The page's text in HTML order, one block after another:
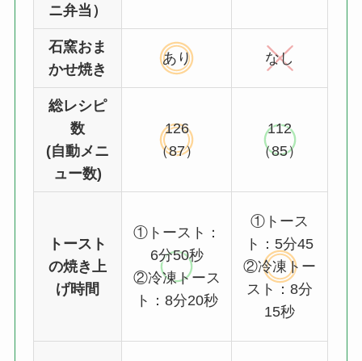
ニ弁当）
石窯おま
かせ焼き
あり なし
総レシピ
数
(自動メニ
ュー数)
126
（87）
112
（85）
トースト
の焼き上
げ時間
①トースト：
6分50秒
②冷凍トース
ト：8分20秒
①トース
ト：5分45
②冷凍トー
スト：8分
15秒